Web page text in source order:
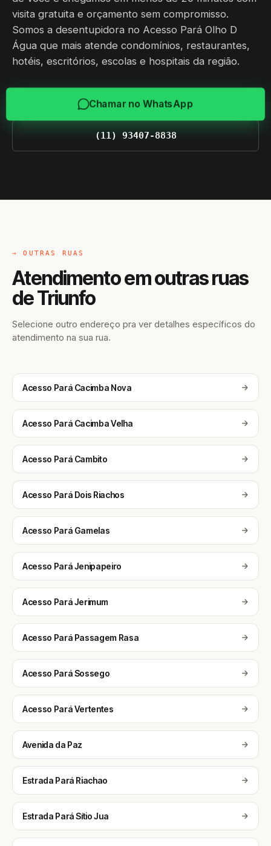
visita gratuita e orçamento sem compromisso.
Somos a desentupidora no Acesso Pará Olho D
Água que mais atende condomínios, restaurantes,
hotéis, escritórios, escolas e hospitais da região.
Chamar no WhatsApp
(11) 93407-8838
→ OUTRAS RUAS
Atendimento em outras ruas
de Triunfo
Selecione outro endereço pra ver detalhes específicos do
atendimento na sua rua.
Acesso Pará Cacimba Nova
Acesso Pará Cacimba Velha
Acesso Pará Cambito
Acesso Pará Dois Riachos
Acesso Pará Gamelas
Acesso Pará Jenipapeiro
Acesso Pará Jerimum
Acesso Pará Passagem Rasa
Acesso Pará Sossego
Acesso Pará Vertentes
Avenida da Paz
Estrada Pará Riachao
Estrada Pará Sítio Jua